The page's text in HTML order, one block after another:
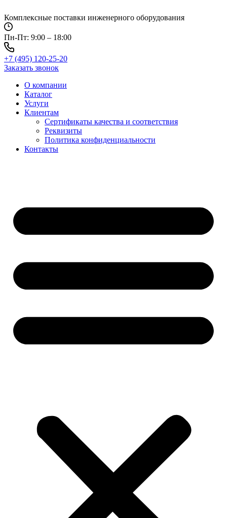
к
содержимому
Комплексные поставки инженерного оборудования
Пн-Пт: 9:00 – 18:00
+7 (495) 120-25-20
Заказать звонок
О компании
Каталог
Услуги
Клиентам
Сертификаты качества и соответствия
Реквизиты
Политика конфиден­циальности
Контакты